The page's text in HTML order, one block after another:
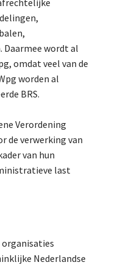
Daarmee wordt al
omdat veel van de
worden al
BRS.
Verordening
de verwerking van
van hun
last
organisaties
Nederlandse